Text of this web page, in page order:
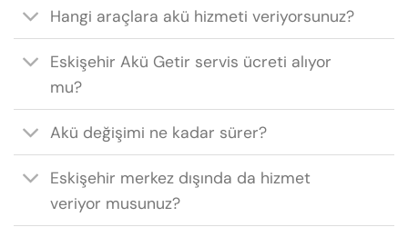
Hangi araçlara akü hizmeti veriyorsunuz?
Eskişehir Akü Getir servis ücreti alıyor
mu?
Akü değişimi ne kadar sürer?
Eskişehir merkez dışında da hizmet
veriyor musunuz?